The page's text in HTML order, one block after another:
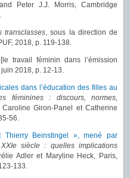
Peter J.J. Morris, Cambridge
transclasses, sous la direction de
2018, p. 119-138.
travail féminin dans l’émission
juin 2018, p. 12-13.
dans l’éducation des filles au
féminines : discours, normes,
Giron-Panel et Catherine
56.
Beinstingel », mené par
siècle : quelles implications
Adler et Maryline Heck, Paris,
133.